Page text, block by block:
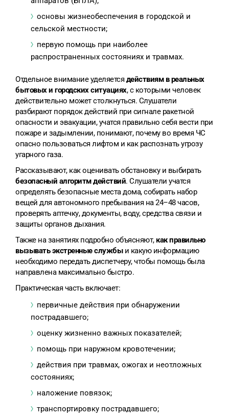
основы жизнеобеспечения в городской и
сельской местности;
первую помощь при наиболее
распространенных состояниях и травмах.
Отдельное внимание уделяется действиям в реальных
бытовых и городских ситуациях, с которыми человек
действительно может столкнуться. Слушатели
разбирают порядок действий при сигнале ракетной
опасности и эвакуации, учатся правильно себя вести при
пожаре и задымлении, понимают, почему во время ЧС
опасно пользоваться лифтом и как распознать угрозу
угарного газа.
Рассказывают, как оценивать обстановку и выбирать
безопасный алгоритм действий. Слушатели учатся
определять безопасные места дома, собирать набор
вещей для автономного пребывания на 24–48 часов,
проверять аптечку, документы, воду, средства связи и
защиты органов дыхания.
Также на занятиях подробно объясняют, как правильно
вызывать экстренные службыи какую информацию
необходимо передать диспетчеру, чтобы помощь была
направлена максимально быстро.
Практическая часть включает:
первичные действия при обнаружении
пострадавшего;
оценку жизненно важных показателей;
помощь при наружном кровотечении;
действия при травмах, ожогах и неотложных
состояниях;
наложение повязок;
транспортировку пострадавшего;